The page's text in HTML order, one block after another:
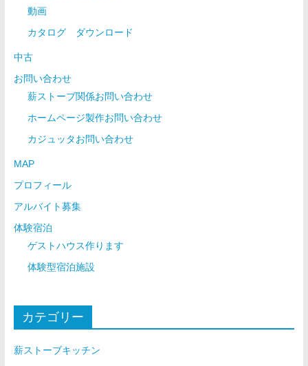
動画
カタログ ダウンロード
中古
お問い合わせ
薪ストーブ関係お問い合わせ
ホームページ製作お問い合わせ
カジュッタお問い合わせ
MAP
プロフィール
アルバイト募集
体験宿泊
ゲストハウス作ります
体験型宿泊施設
カテゴリー
薪ストーブキッチン